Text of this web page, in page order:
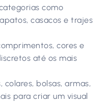
como
casacos e trajes
cores e
até os mais
colares, bolsas, armas,
para criar um visual